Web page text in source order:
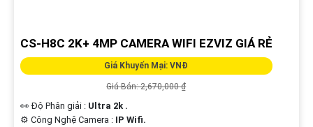
CS-H8C 2K+ 4MP CAMERA WIFI EZVIZ GIÁ RẺ
Giá Khuyến Mại: VNĐ
Giá Bán: 2,670,000 ₫
️
👀 Độ Phân giải : Ultra 2k .
⚙ Công Nghệ Camera : IP Wifi.